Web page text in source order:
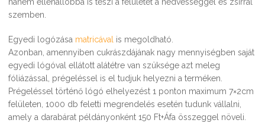
szemben.
Egyedi logózása matricával
is megoldható.
Azonban, amennyiben cukrászdájának nagy mennyiségben saját
egyedi lógóval ellátott alátétre van szüksége azt meleg
fóliázással, prégeléssel is el tudjuk helyezni a terméken.
Prégeléssel történő lógó elhelyezést 1 ponton maximum 7×2cm
felületen, 1000 db feletti megrendelés esetén tudunk vállalni,
amely a darabárat példányonként 150 Ft+Áfa összeggel növeli.